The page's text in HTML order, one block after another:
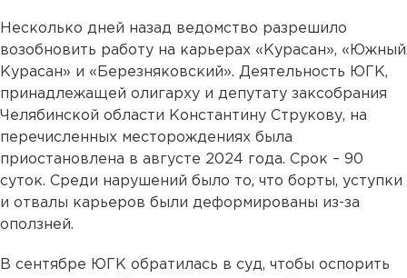
Несколько дней назад ведомство разрешило
возобновить работу на карьерах «Курасан», «Южный
Курасан» и «Березняковский». Деятельность ЮГК,
принадлежащей олигарху и депутату заксобрания
Челябинской области Константину Струкову, на
перечисленных месторождениях была
приостановлена в августе 2024 года. Срок – 90
суток. Среди нарушений было то, что борты, уступки
и отвалы карьеров были деформированы из-за
оползней.
В сентябре ЮГК обратилась в суд, чтобы оспорить